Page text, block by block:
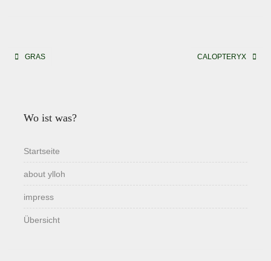
Beitragsnavigation
GRAS CALOPTERYX
Wo ist was?
Startseite
about ylloh
impress
Übersicht